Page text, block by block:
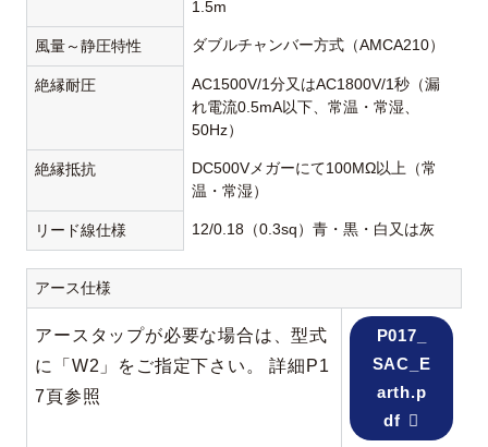
1.5m
風量～静圧特性 ダブルチャンバー方式（AMCA210）
絶縁耐圧
AC1500V/1分又はAC1800V/1秒（漏
れ電流0.5mA以下、常温・常湿、
50Hz）
絶縁抵抗
DC500Vメガーにて100MΩ以上（常
温・常湿）
リード線仕様 12/0.18（0.3sq）青・黒・白又は灰
アース仕様
アースタップが必要な場合は、型式
に「W2」をご指定下さい。 詳細P1
7頁参照
P017_
SAC_E
arth.p
df